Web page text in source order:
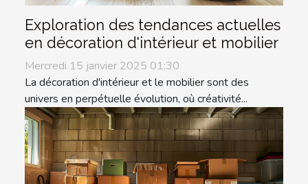
Exploration des tendances actuelles
en décoration d'intérieur et mobilier
Mercredi 15 janvier 2025 01:30
La décoration d'intérieur et le mobilier sont des
univers en perpétuelle évolution, où créativité...